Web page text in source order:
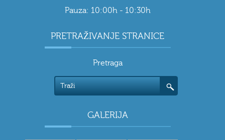
Pauza: 10:00h - 10:30h
PRETRAŽIVANJE STRANICE
Pretraga
GALERIJA